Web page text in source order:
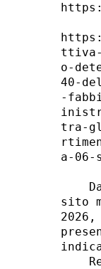
ttiva-
o-
40-
-
tra-
a-
sito